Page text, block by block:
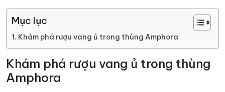
Mục lục
Khám phá rượu vang ủ trong thùng Amphora
Khám phá rượu vang ủ trong thùng
Amphora